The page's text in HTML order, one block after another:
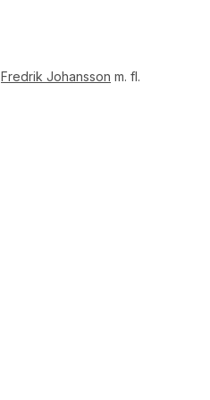
Fredrik Johansson m. fl.